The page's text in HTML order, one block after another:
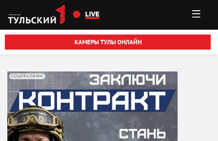
Перейти к основному содержанию
LIVE
КАМЕРЫ ТУЛЫ ОНЛАЙН
СОЦРЕКЛАМА